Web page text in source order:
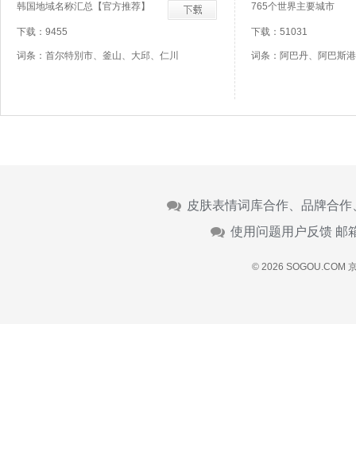
韩国地域名称汇总【官方推荐】
下载：9455
词条：首尔特別市、釜山、大邱、仁川
765个世界主要城市
下载：51031
词条：阿巴丹、阿巴斯
皮肤表情词库合作、品牌合
使用问题用户反馈 邮
© 2026 SOGOU.COM